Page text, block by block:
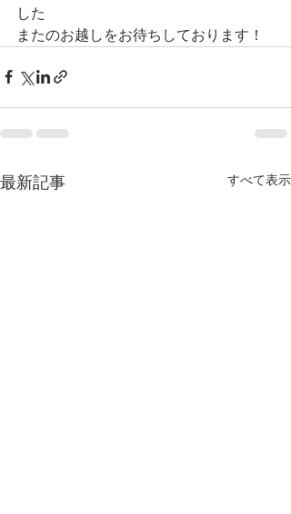
した
またのお越しをお待ちしております！
最新記事 すべて表示